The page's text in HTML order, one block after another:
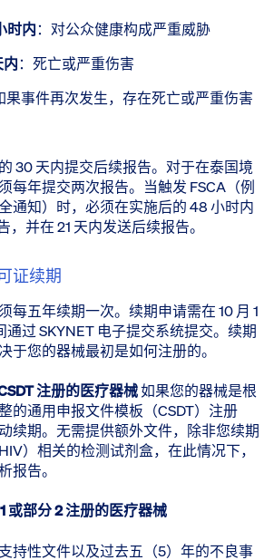
时内​：对公众健康构成严重威胁
内​：死亡或严重伤害
果事件再次发生，存在死亡或严重伤害
30 天内提交后续报告。对于在泰国境
每年提交两次报告。当触发 FSCA（例
通知）时，必须在实施后的 48 小时内
，并在 21 天内发送后续报告。
证续期
每五年续期一次。续期申请需在 10 月 1
通过 SKYNET 电子提交系统提交。续期
于您的器械最初是如何注册的。
注册的医疗器械​ 如果您的器械是根
的通用申报文件模板（CSDT）注册
续期。无需提供额外文件，除非您续期
）相关的检测试剂盒，在此情况下，
报告。
或部分 2 注册的医疗器械
持性文件以及过去五（5）年的不良事